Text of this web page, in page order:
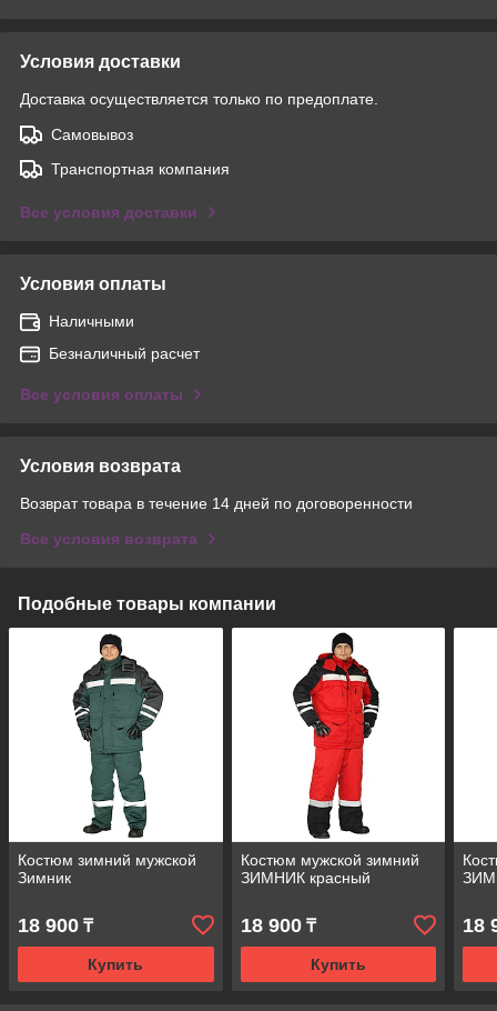
Условия доставки
Доставка осуществляется только по предоплате.
Самовывоз
Транспортная компания
Все условия доставки
Условия оплаты
Наличными
Безналичный расчет
Все условия оплаты
Условия возврата
Возврат товара в течение 14 дней по договоренности
Все условия возврата
Подобные товары компании
Костюм зимний мужской
Зимник
18 900 ₸
Купить
Костюм мужской зимний
ЗИМНИК красный
18 900₸
Купить
18